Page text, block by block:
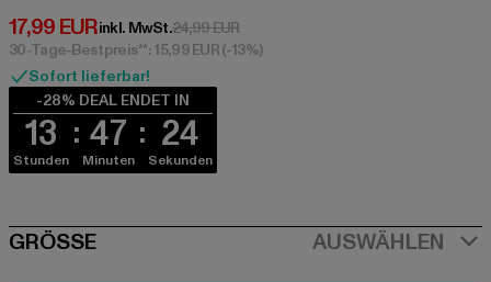
17,99 EUR
Derzeitiger Preis: 17,99 EUR
inkl. MwSt.24,99 EURAktionspreis: 24,99 EUR
30-Tage-Bestpreis**: 15,99 EUR(-13%)
Sofort lieferbar!
-28% DEAL ENDET IN
13
Stunden
47
Minuten
24
Sekunden
SIZE
GRÖSSE AUSWÄHLEN